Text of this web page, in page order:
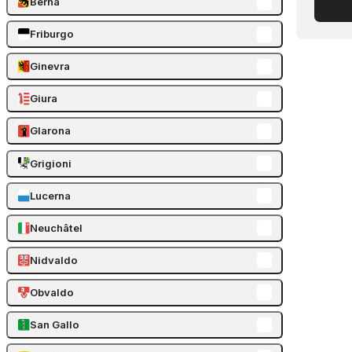
Friburgo
Ginevra
Giura
Glarona
Grigioni
Lucerna
Neuchâtel
Nidvaldo
Obvaldo
San Gallo